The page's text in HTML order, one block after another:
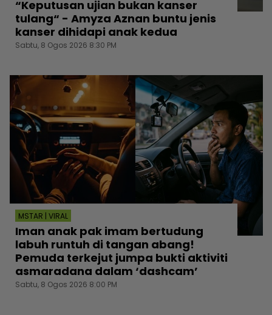
“Keputusan ujian bukan kanser
tulang“ - Amyza Aznan buntu jenis
kanser dihidapi anak kedua
Sabtu, 8 Ogos 2026 8:30 PM
MSTAR | VIRAL
Iman anak pak imam bertudung
labuh runtuh di tangan abang!
Pemuda terkejut jumpa bukti aktiviti
asmaradana dalam ‘dashcam’
Sabtu, 8 Ogos 2026 8:00 PM